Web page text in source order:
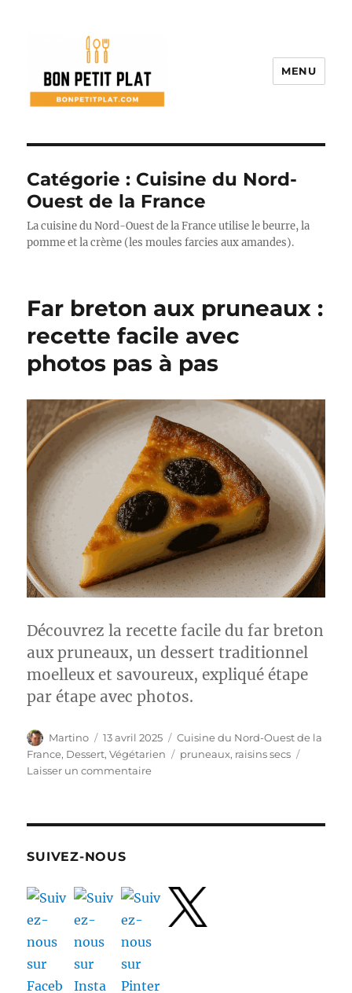
MENU
Catégorie : Cuisine du Nord-
Ouest de la France
La cuisine du Nord-Ouest de la France utilise le beurre, la
pomme et la crème (les moules farcies aux amandes).
Far breton aux pruneaux :
recette facile avec
photos pas à pas
Découvrez la recette facile du far breton
aux pruneaux, un dessert traditionnel
moelleux et savoureux, expliqué étape
par étape avec photos.
Auteur
Martino
Publié
le
13 avril 2025 Catégories
Cuisine du Nord-Ouest de la
France, Dessert,Végétarien Étiquettes
pruneaux, raisins secs
Laisser un commentairesur
facile
avec
photos
SUIVEZ-NOUS